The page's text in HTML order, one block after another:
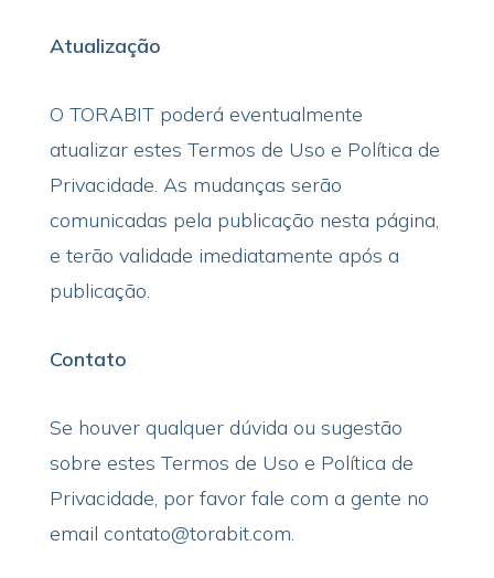
Atualização
O TORABIT poderá eventualmente
atualizar estes Termos de Uso e Política de
Privacidade. As mudanças serão
comunicadas pela publicação nesta página,
e terão validade imediatamente após a
publicação.
Contato
Se houver qualquer dúvida ou sugestão
sobre estes Termos de Uso e Política de
Privacidade, por favor fale com a gente no
email contato@torabit.com.